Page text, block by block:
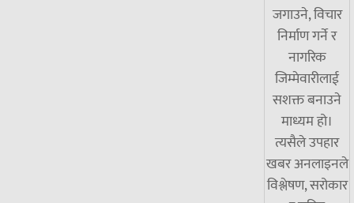
जगाउने, विचार
निर्माण गर्ने र
नागरिक
जिम्मेवारीलाई
सशक्त बनाउने
माध्यम हो।
त्यसैले उपहार
खबर अनलाइनले
विश्लेषण, सरोकार